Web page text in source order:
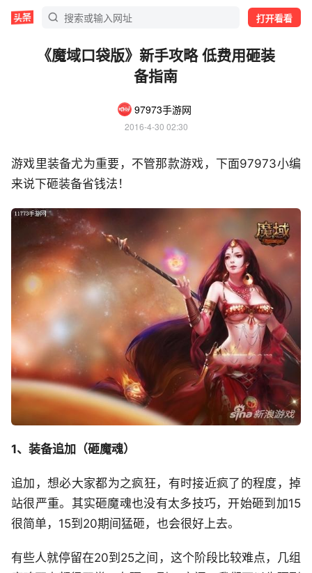
打开看看
《魔域口袋版》新手攻略 低费用砸装
备指南
97973手游网
2016-4-30 02:30
游戏里装备尤为重要，不管那款游戏，下面97973小编
来说下砸装备省钱法！
1、装备追加（砸魔魂）
追加，想必大家都为之疯狂，有时接近疯了的程度，掉
站很严重。其实砸魔魂也没有太多技巧，开始砸到加15
很简单，15到20期间猛砸，也会很好上去。
有些人就停留在20到25之间，这个阶段比较难点，几组